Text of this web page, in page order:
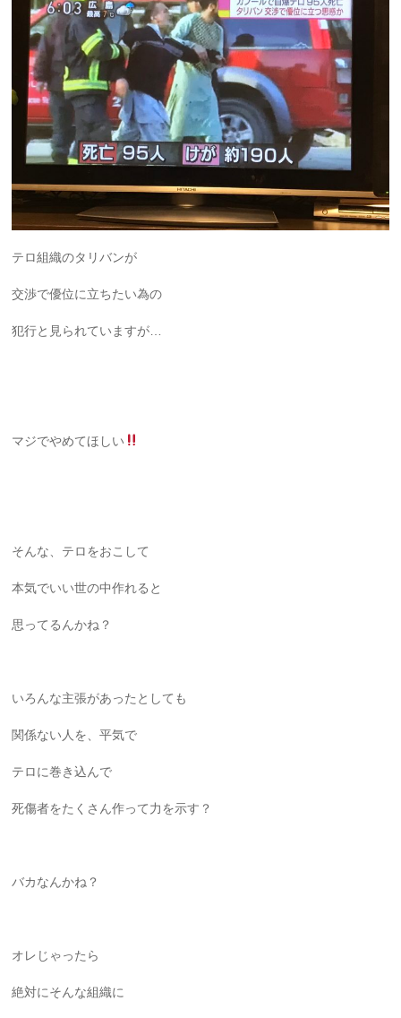
テロ組織のタリバンが
交渉で優位に立ちたい為の
犯行と見られていますが…
マジでやめてほしい
そんな、テロをおこして
本気でいい世の中作れると
思ってるんかね？
いろんな主張があったとしても
関係ない人を、平気で
テロに巻き込んで
死傷者をたくさん作って力を示す？
バカなんかね？
オレじゃったら
絶対にそんな組織に